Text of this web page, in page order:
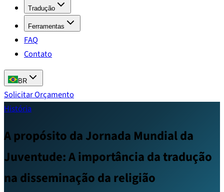
Tradução
Ferramentas
FAQ
Contato
BR
Solicitar Orçamento
História
A propósito da Jornada Mundial da
Juventude: A importância da tradução
na disseminação da religião